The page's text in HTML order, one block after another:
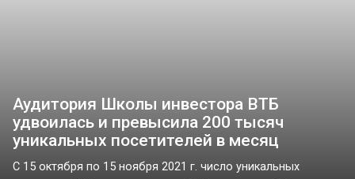
Аудитория Школы инвестора ВТБ
удвоилась и превысила 200 тысяч
уникальных посетителей в месяц
С 15 октября по 15 ноября 2021 г. число уникальных